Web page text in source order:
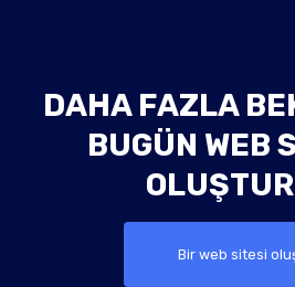
DAHA FAZLA
BUGÜN WEB
Bir web sitesi